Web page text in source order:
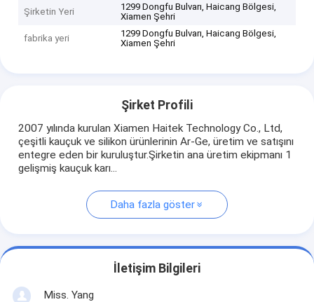
Şirketin Yeri
1299 Dongfu Bulvarı, Haicang Bölgesi,
Xiamen Şehri
fabrika yeri
1299 Dongfu Bulvarı, Haicang Bölgesi,
Xiamen Şehri
Şirket Profili
2007 yılında kurulan Xiamen Haitek Technology Co., Ltd,
çeşitli kauçuk ve silikon ürünlerinin Ar-Ge, üretim ve satışını
entegre eden bir kuruluştur.Şirketin ana üretim ekipmanı 1
gelişmiş kauçuk karı...
Daha fazla göster
İletişim Bilgileri
Miss. Yang